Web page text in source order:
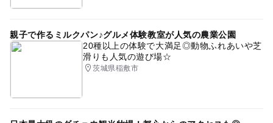
親子で作るミルクパン♪グルメ体験教室が人気の農業公園
20種以上の体験で大満足◎動物ふれあいや芝
滑りも人気の遊び場☆
茨城県稲敷市